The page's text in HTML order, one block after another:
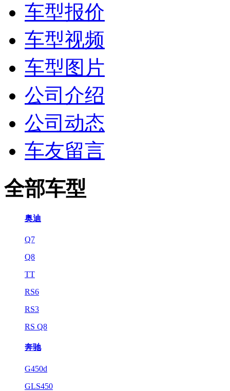
车型报价
车型视频
车型图片
公司介绍
公司动态
车友留言
全部车型
奥迪
Q7
Q8
TT
RS6
RS3
RS Q8
奔驰
G450d
GLS450